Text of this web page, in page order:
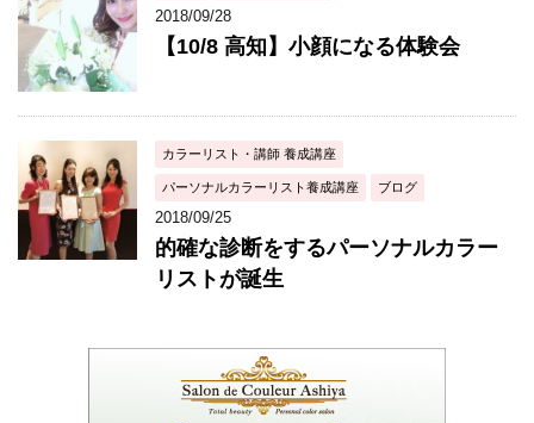
2018/09/28
【10/8 高知】小顔になる体験会
カラーリスト・講師 養成講座
パーソナルカラーリスト養成講座 ブログ
2018/09/25
的確な診断をするパーソナルカラー
リストが誕生